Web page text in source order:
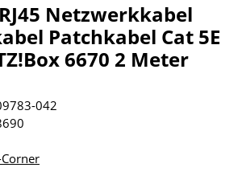
Netzwerkkabel
Patchkabel Cat 5E
6670 2 Meter
042
Corner